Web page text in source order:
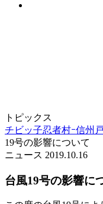
トピックス
チビッ子忍者村ｰ信州
19号の影響について
ニュース 2019.10.16
台風19号の影響に